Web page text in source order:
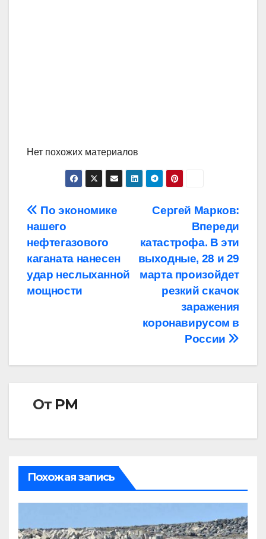
Нет похожих материалов
Навигация
по
записям
Сергей Марков:
Впереди
катастрофа. В эти
выходные, 28 и 29
марта произойдет
резкий скачок
заражения
коронавирусом в
России
По экономике
нашего
нефтегазового
каганата нанесен
удар неслыханной
мощности
От РМ
Похожая запись